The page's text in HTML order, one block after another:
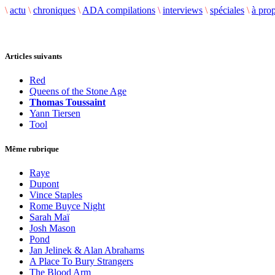
\ actu \ chroniques \ ADA compilations \ interviews \ spéciales \ à
Articles suivants
Red
Queens of the Stone Age
Thomas Toussaint
Yann Tiersen
Tool
Même rubrique
Raye
Dupont
Vince Staples
Rome Buyce Night
Sarah Maï
Josh Mason
Pond
Jan Jelinek & Alan Abrahams
A Place To Bury Strangers
The Blood Arm